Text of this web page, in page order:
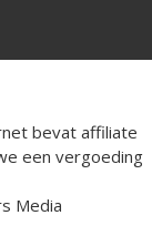
bevat affiliate
een vergoeding
Media